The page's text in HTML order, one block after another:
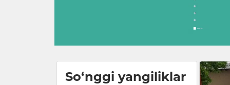
So‘nggi yangiliklar